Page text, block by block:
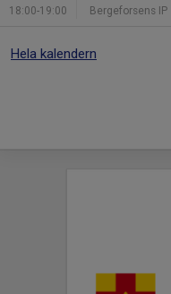
18:00-19:00 Bergeforsens IP
Hela kalendern